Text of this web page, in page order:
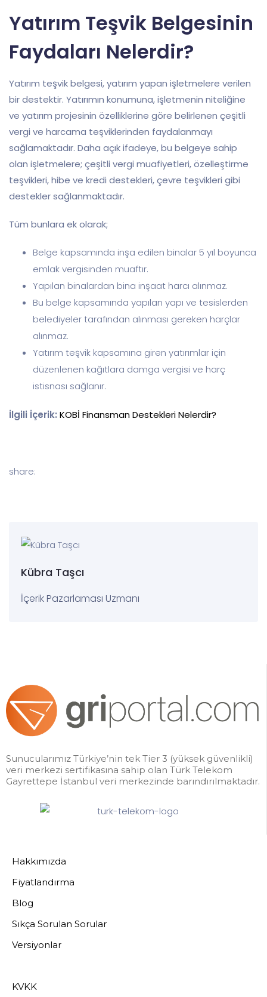
Yatırım Teşvik Belgesinin
Faydaları Nelerdir?
Yatırım teşvik belgesi, yatırım yapan işletmelere verilen
bir destektir. Yatırımın konumuna, işletmenin niteliğine
ve yatırım projesinin özelliklerine göre belirlenen çeşitli
vergi ve harcama teşviklerinden faydalanmayı
sağlamaktadır. Daha açık ifadeye, bu belgeye sahip
olan işletmelere; çeşitli vergi muafiyetleri, özelleştirme
teşvikleri, hibe ve kredi destekleri, çevre teşvikleri gibi
destekler sağlanmaktadır.
Tüm bunlara ek olarak;
Belge kapsamında inşa edilen binalar 5 yıl boyunca
emlak vergisinden muaftır.
Yapılan binalardan bina inşaat harcı alınmaz.
Bu belge kapsamında yapılan yapı ve tesislerden
belediyeler tarafından alınması gereken harçlar
alınmaz.
Yatırım teşvik kapsamına giren yatırımlar için
düzenlenen kağıtlara damga vergisi ve harç
istisnası sağlanır.
İlgili İçerik: KOBİ Finansman Destekleri Nelerdir?
share:
Kübra Taşcı
İçerik Pazarlaması Uzmanı
Sunucularımız Türkiye’nin tek Tier 3 (yüksek güvenlikli)
veri merkezi sertifikasına sahip olan Türk Telekom
Gayrettepe İstanbul veri merkezinde barındırılmaktadır.
Hakkımızda
Fiyatlandırma
Blog
Sıkça Sorulan Sorular
Versiyonlar
KVKK